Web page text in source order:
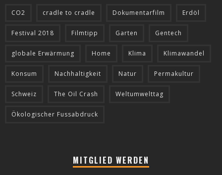
CO2 cradle to cradle Dokumentarfilm Erdöl
Festival 2018 Filmtipp Garten Gentech
globale Erwärmung Home Klima Klimawandel
Konsum Nachhaltigkeit Natur Permakultur
Schweiz The Oil Crash Weltumwelttag
Ökologischer Fussabdruck
MITGLIED WERDEN